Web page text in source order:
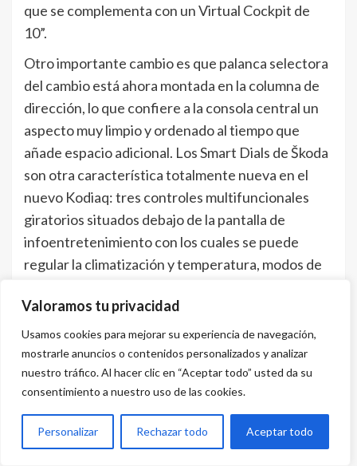
Valoramos tu privacidad
Usamos cookies para mejorar su experiencia de navegación,
mostrarle anuncios o contenidos personalizados y analizar
nuestro tráfico. Al hacer clic en “Aceptar todo” usted da su
consentimiento a nuestro uso de las cookies.
Personalizar Rechazar todo Aceptar todo
que se complementa con un Virtual Cockpit de
10”.
Otro importante cambio es que palanca selectora
del cambio está ahora montada en la columna de
dirección, lo que confiere a la consola central un
aspecto muy limpio y ordenado al tiempo que
añade espacio adicional. Los Smart Dials de Škoda
son otra característica totalmente nueva en el
nuevo Kodiaq: tres controles multifuncionales
giratorios situados debajo de la pantalla de
infoentretenimiento con los cuales se puede
regular la climatización y temperatura, modos de
temperatura, modos de conducción, volumen del
sistema de infoentretenimiento, entre otros,
ofreciendo una experiencia más intuitiva y
personalizada tanto para el conductor, como para
el copiloto.
Complementan el interior y sus funcionalidades
un cargador central para dos dispositivos